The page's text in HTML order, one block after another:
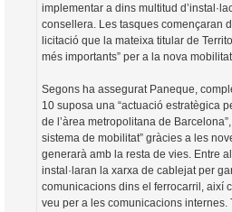
implementar a dins multitud
consellera. Les tasques començaran
licitació que la mateixa titular de
més importants” per a la nova
Segons ha assegurat Paneque,
10 suposa una “actuació estratègica
de l’àrea metropolitana de
sistema de mobilitat” gràcies a les
generarà amb la resta de vies. Entre
instal·laran la xarxa de cablejat per
comunicacions dins el ferrocarril, així
veu per a les comunicacions